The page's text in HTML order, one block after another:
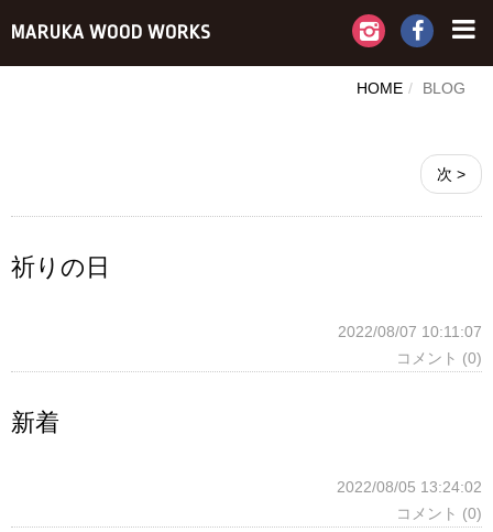
MARUKA WOOD WORKS
HOME BLOG
次 >
祈りの日
2022/08/07 10:11:07
コメント (0)
新着
2022/08/05 13:24:02
コメント (0)